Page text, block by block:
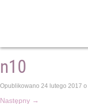
n10
Opublikowano 24 lutego 2017 o
Następny →